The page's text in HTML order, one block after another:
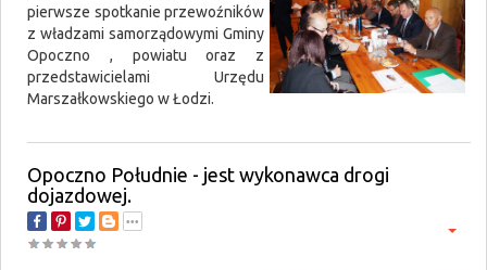
pierwsze spotkanie przewoźników
z władzami samorządowymi Gminy
Opoczno , powiatu oraz z
przedstawicielami Urzędu
Marszałkowskiego w Łodzi.
Opoczno Południe - jest wykonawca drogi
dojazdowej.